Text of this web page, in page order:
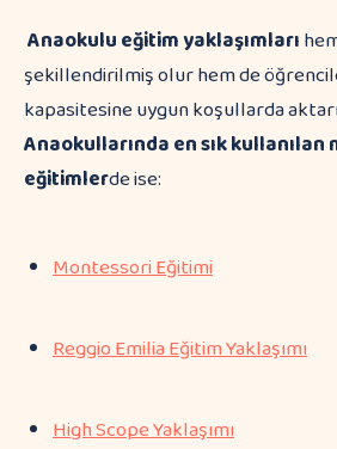
Anaokulu eğitim yaklaşımları
şekillendirilmiş olur hem de
kapasitesine uygun koşullarda
Anaokullarında en sık kullanılan
eğitimlerde ise:
Montessori Eğitimi
Reggio Emilia Eğitim Yaklaşımı
High Scope Yaklaşımı